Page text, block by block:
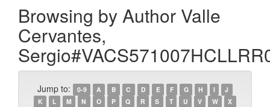
Browsing by Author Valle
Cervantes,
Jump to: 0-9 A B C D E F G H I
J
K
L M N O P Q R S T U V W
X